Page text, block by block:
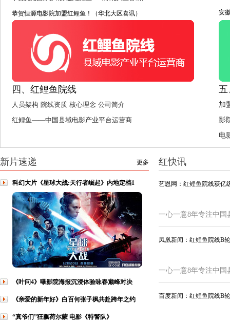
恭贺恒源电影院加盟红鲤鱼！（华北大区喜讯） 安
四、红鲤鱼院线
人员架构 院线资质 核心理念 公司简介
红鲤鱼——中国县域电影产业平台运营商
五
加
影
电
更多
新片速递
科幻大片《星球大战:天行者崛起》内地定档1
《叶问4》曝影院海报沉浸体验咏春巅峰对决
《亲爱的新年好》白百何张子枫共赴跨年之约
“真爷们”狂飙荷尔蒙 电影《特警队》
红快讯
艺恩网：红鲤鱼院线获亿
一心一意8年专注中国
凤凰新闻：红鲤鱼院线B
一心一意8年专注中国
百度新闻：红鲤鱼院线B